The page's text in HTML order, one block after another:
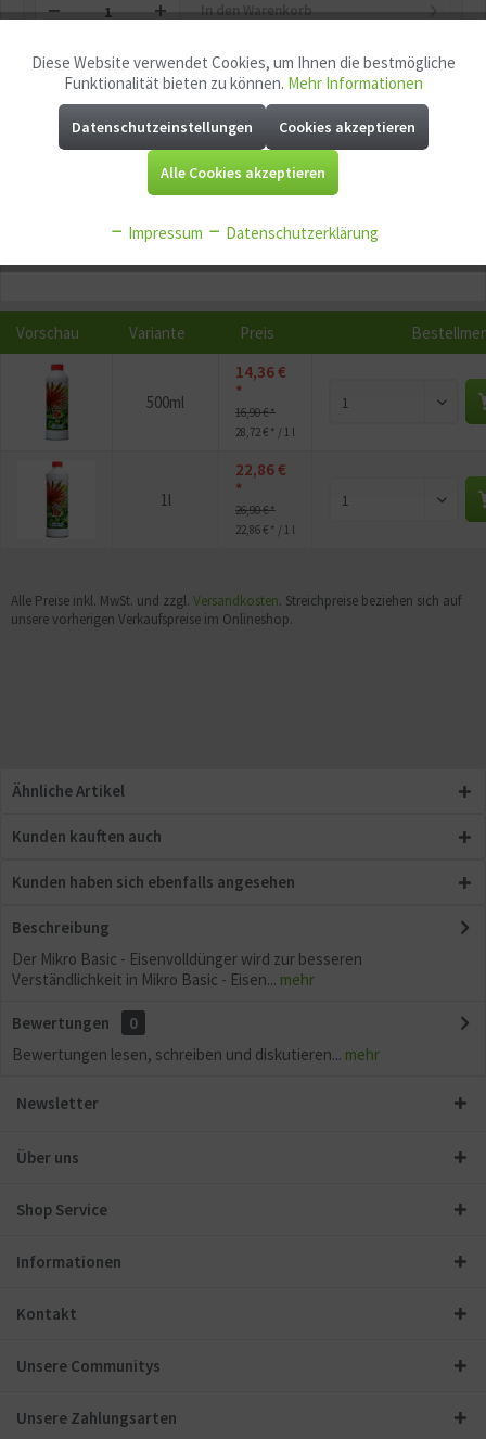
In den Warenkorb
Merken Fragen zum Artikel?
Artikel-Nr.:
410121
4250585205420
1
Jetzt Bonuspunkte sichern
Vorschau Variante Preis
500ml
14,36 €
*
16,90 € *
28,72 € * / 1 l
1l
22,86 €
*
26,90 € *
22,86 € * / 1 l
Alle Preise inkl. MwSt. und zzgl. Versandkosten. Streichpreise beziehen sich auf
unsere vorherigen Verkaufspreise im Onlineshop.
Ähnliche Artikel
Kunden kauften auch
Kunden haben sich ebenfalls angesehen
Beschreibung
Der Mikro Basic - Eisenvolldünger wird zur besseren
Verständlichkeit in Mikro Basic - Eisen... mehr
Bewertungen
0
Bewertungen lesen, schreiben und diskutieren... mehr
Newsletter
Über uns
Shop Service
Informationen
Kontakt
Unsere Communitys
Unsere Zahlungsarten
Funktionale Aktiv
Marketing Aktiv
Service Aktiv
Sonstige
Diese Website verwendet Cookies, um Ihnen die bestmögliche
Funktionalität bieten zu können. Mehr Informationen
Datenschutzeinstellungen Cookies akzeptieren
Alle Cookies akzeptieren
Impressum Datenschutzerklärung